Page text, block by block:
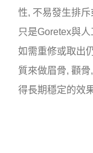
性, 不易發生排
只是Goretex與
如需重修或取出
質來做眉骨, 顴
得長期穩定的效